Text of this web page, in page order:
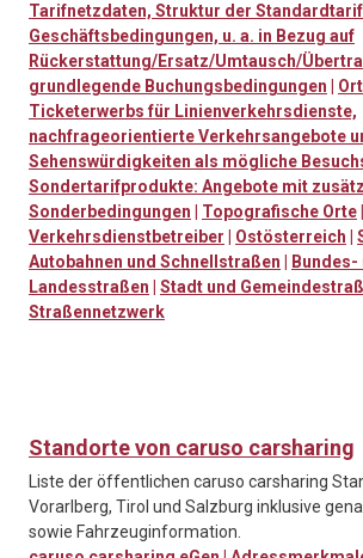
Tarifnetzdaten, Struktur der
Geschäftsbedingungen, u. a. in Bezug auf
Rückerstattung/Ersatz/Umtausch/
grundlegende Buchungsbedingungen
Ticketerwerbs für Linienverkehrsdienste,
nachfrageorientierte Verkehrsangebote
Sehenswürdigkeiten als mögliche
Sondertarifprodukte: Angebote mit
Sonderbedingungen
Topografische Orte
Verkehrsdienstbetreiber
Ostösterreich
Autobahnen und Schnellstraßen
Bundes-
Landesstraßen
Stadt und
Straßennetzwerk
Standorte von caruso carsharing
Liste der öffentlichen caruso carsharing
Vorarlberg, Tirol und Salzburg inklusive
sowie Fahrzeuginformation.